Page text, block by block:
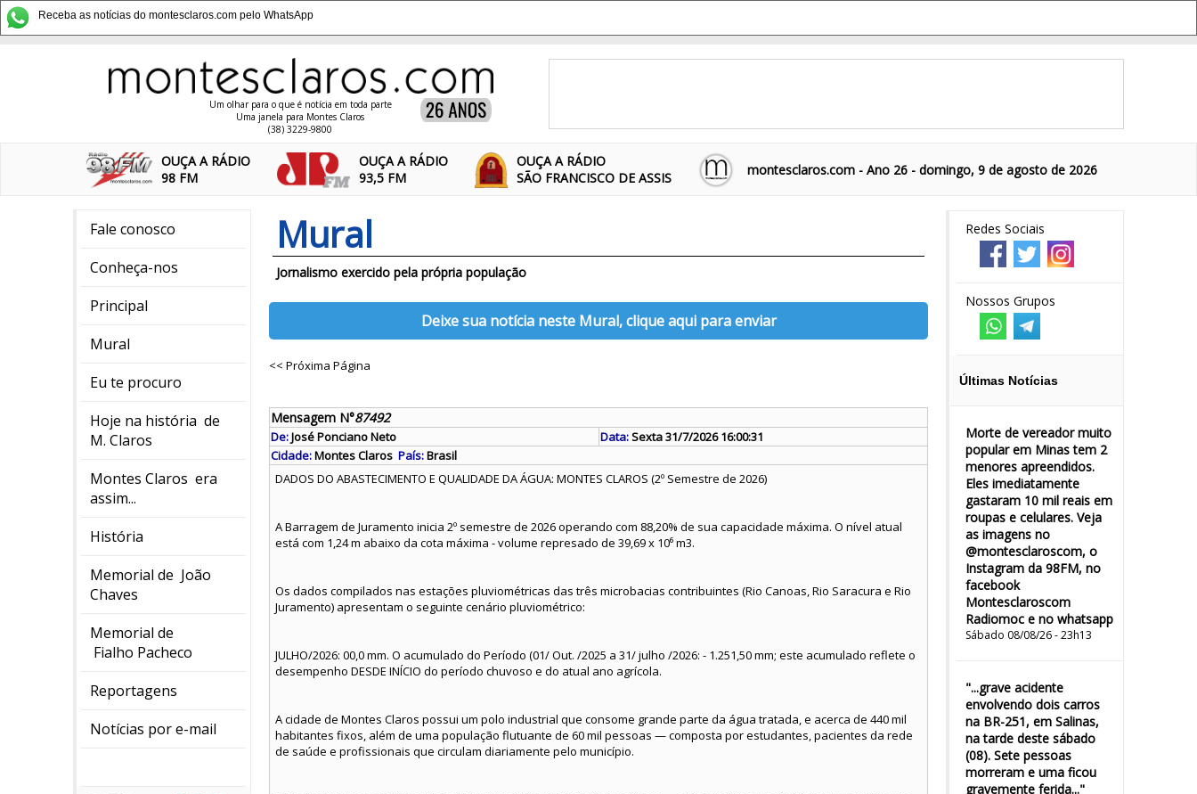
Receba as notícias do montesclaros.com pelo WhatsApp
Um olhar para o que é notícia em toda parte
Uma janela para Montes Claros
(38) 3229-9800
OUÇA A RÁDIO
98 FM
OUÇA A RÁDIO
93,5 FM
OUÇA A RÁDIO
SÃO FRANCISCO DE ASSIS
montesclaros.com - Ano 26 - domingo, 9 de agosto de 2026
Fale conosco
Conheça-nos
Principal
Mural
Eu te procuro
Hoje na história de
M. Claros
Montes Claros era
assim...
História
Memorial de João
Chaves
Memorial de
Fialho Pacheco
Reportagens
Notícias por e-mail
Redes Sociais
Nossos Grupos
Últimas Notícias
Morte de vereador muito
popular em Minas tem 2
menores apreendidos.
Eles imediatamente
gastaram 10 mil reais em
roupas e celulares. Veja
as imagens no
@montesclaroscom, o
Instagram da 98FM, no
facebook
Montesclaroscom
Radiomoc e no whatsapp
Sábado 08/08/26 - 23h13
"...grave acidente
envolvendo dois carros
na BR-251, em Salinas,
na tarde deste sábado
(08). Sete pessoas
morreram e uma ficou
gravemente ferida..."
Mural
Jornalismo exercido pela própria população
Deixe sua notícia neste Mural, clique aqui para enviar
<< Próxima Página
Mensagem N°87492
De:José Ponciano Neto Data:Sexta 31/7/2026 16:00:31
Cidade:Montes Claros País:Brasil
DADOS DO ABASTECIMENTO E QUALIDADE DA ÁGUA: MONTES CLAROS (2º Semestre de 2026)
A Barragem de Juramento inicia 2º semestre de 2026 operando com 88,20% de sua capacidade máxima. O nível atual
está com 1,24 m abaixo da cota máxima - volume represado de 39,69 x 10⁶ m3.
Os dados compilados nas estações pluviométricas das três microbacias contribuintes (Rio Canoas, Rio Saracura e Rio
Juramento) apresentam o seguinte cenário pluviométrico:
JULHO/2026: 00,0 mm. O acumulado do Período (01/ Out. /2025 a 31/ julho /2026: - 1.251,50 mm; este acumulado reflete o
desempenho DESDE INÍCIO do período chuvoso e do atual ano agrícola.
A cidade de Montes Claros possui um polo industrial que consome grande parte da água tratada, e acerca de 440 mil
habitantes fixos, além de uma população flutuante de 60 mil pessoas — composta por estudantes, pacientes da rede
de saúde e profissionais que circulam diariamente pelo município.